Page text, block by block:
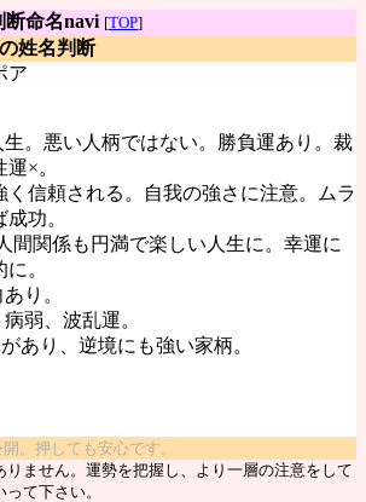
断命名navi [TOP]
姓名判断
ア
生。悪い人柄ではない。勝負運あり。裁
×。
信頼される。自我の強さに注意。ムラ
功。
間関係も円満で楽しい人生に。幸運に
。
り。
弱、波乱運。
あり、逆境にも強い家柄。
。押しても安心です。
りません。運勢を把握し、より一層の注意をして
て下さい。